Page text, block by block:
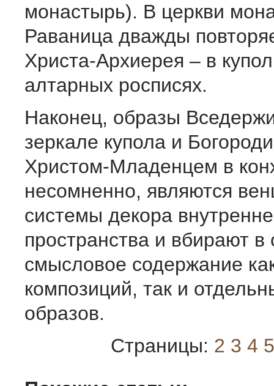
монастырь). В церкви
Раваница дважды
Христа-Архиерея – в
алтарных росписях.
Наконец, образы
зеркале купола и
Христом-Младенцем в
несомненно, являются
системы декора
пространства и вбирают в
смысловое содержание
композиций, так и
образов.
Страницы: 2 3 4 5